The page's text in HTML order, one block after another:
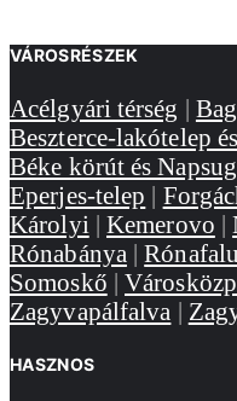
VÁROSRÉSZEK
Acélgyári térség |
Beszterce-lakótelep
Béke körút és
Eperjes-telep |
Károlyi |Kemerovo |
Rónabánya |Rónafalu
Somoskő |
Zagyvapálfalva |
HASZNOS